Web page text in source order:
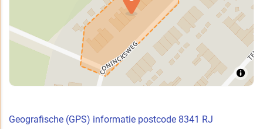
Geografische (GPS) informatie postcode 8341 RJ